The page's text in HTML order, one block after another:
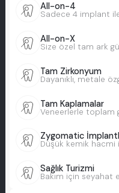
All-on-4
Sadece 4 implant
All-on-X
Size özel tam ark
Tam Zirkonyum
Dayanıklı, metale
Tam Kaplamalar
Veneerlerle toplam
Zygomatic
Düşük kemik
Sağlık Turizmi
Bakım için seyahat